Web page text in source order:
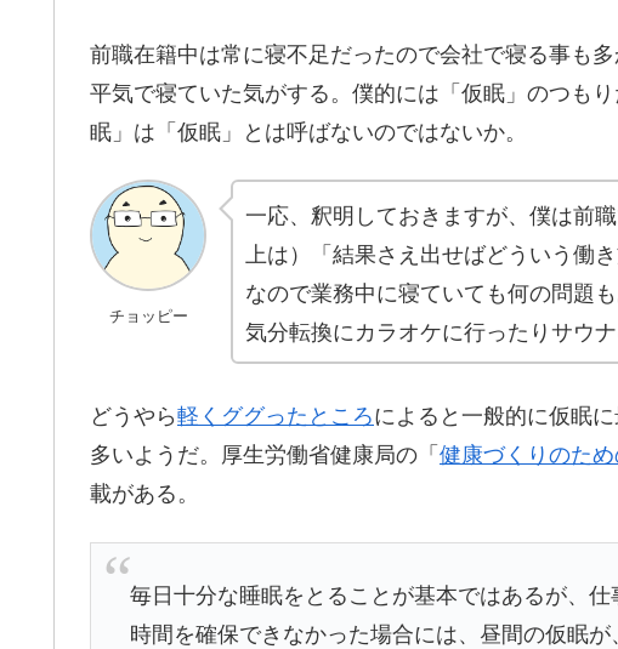
前職在籍中は常に寝不足だったので会社で寝る事も
平気で寝ていた気がする。僕的には「仮眠」のつも
眠」は「仮眠」とは呼ばないのではないか。
チョッピー
一応、釈明しておきますが、僕は前
上は）「結果さえ出せばどういう働
なので業務中に寝ていても何の問題
気分転換にカラオケに行ったりサウ
どうやら軽くググったところによると一般的に仮眠
多いようだ。厚生労働省健康局の「健康づくりのた
載がある。
毎日十分な睡眠をとることが基本ではあるが、
時間を確保できなかった場合には、昼間の仮眠